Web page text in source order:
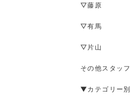
▽藤原
▽有馬
▽片山
その他スタッフ
▼カテゴリー別